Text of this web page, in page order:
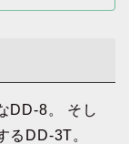
DD-8。 そし
るDD-3T。